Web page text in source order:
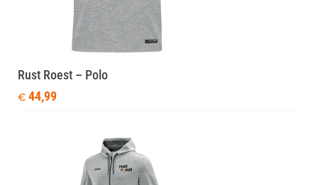
Rust Roest – Polo
€ 44,99